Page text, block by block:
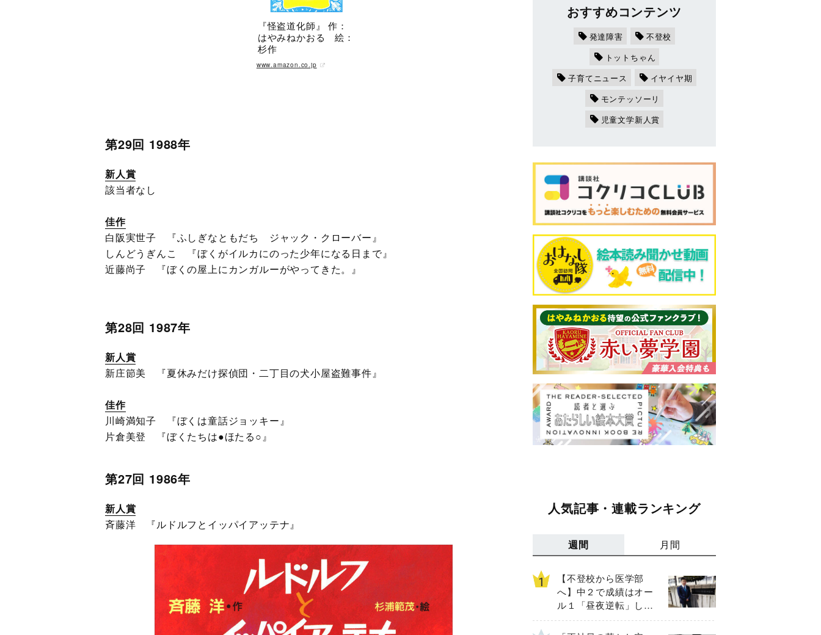
『怪盗道化師』 作：
はやみねかおる 絵：
杉作
www.amazon.co.jp
第29回 1988年
新人賞
該当者なし
佳作
白阪実世子 『ふしぎなともだち ジャック・クローバー』
しんどうぎんこ 『ぼくがイルカにのった少年になる日まで』
近藤尚子 『ぼくの屋上にカンガルーがやってきた。』
第28回 1987年
新人賞
新庄節美 『夏休みだけ探偵団・二丁目の犬小屋盗難事件』
佳作
川崎満知子 『ぼくは童話ジョッキー』
片倉美登 『ぼくたちは●ほたる○』
第27回 1986年
新人賞
斉藤洋 『ルドルフとイッパイアッテナ』
おすすめコンテンツ
発達障害
不登校
トットちゃん
子育てニュース
イヤイヤ期
モンテッソーリ
児童文学新人賞
人気記事・連載ランキング
週間 月間
【不登校から医学部
へ】中２で成績はオー
ル１「昼夜逆転」した
わが子を”夜遊び”に連れ
出した母の気づき